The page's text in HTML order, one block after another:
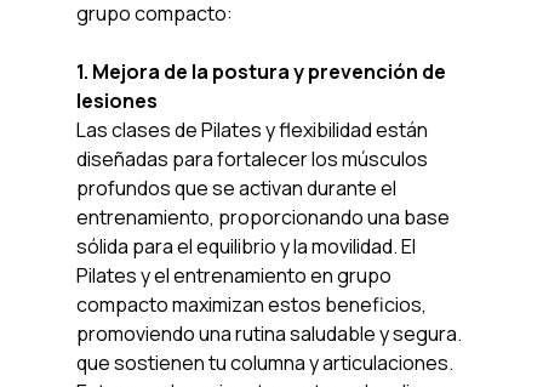
grupo compacto:
1. Mejora de la postura y prevención de
lesiones
Las clases de Pilates y flexibilidad están
diseñadas para fortalecer los músculos
profundos que se activan durante el
entrenamiento, proporcionando una base
sólida para el equilibrio y la movilidad. El
Pilates y el entrenamiento en grupo
compacto maximizan estos beneficios,
promoviendo una rutina saludable y segura.
que sostienen tu columna y articulaciones.